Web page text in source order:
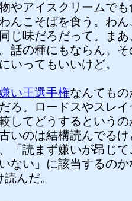
やアイスクリームで
んこそばを食う。わ
じ味だろだって。まあ
話の種にもならん。
ってもいいけど。
い王選手権なんても
ろ。ロードスやスレ
してどうするという
いのは結構読んでる
「読まず嫌いが昂じ
ない」に該当するの
んだ。